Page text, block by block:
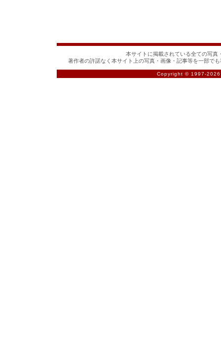
本サイトに掲載されている全ての写真
著作者の許諾なく本サイト上の写真・画像・記事等を一部で
Copyright © 1997-